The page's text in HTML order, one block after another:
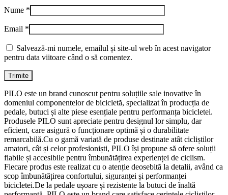
Nume *
Email *
Salvează-mi numele, emailul și site-ul web în acest navigator
pentru data viitoare când o să comentez.
PILO este un brand cunoscut pentru soluțiile sale inovative în
domeniul componentelor de bicicletă, specializat în producția de
pedale, butuci și alte piese esențiale pentru performanța bicicletei.
Produsele PILO sunt apreciate pentru designul lor simplu, dar
eficient, care asigură o funcționare optimă și o durabilitate
remarcabilă.Cu o gamă variată de produse destinate atât cicliștilor
amatori, cât și celor profesioniști, PILO își propune să ofere soluții
fiabile și accesibile pentru îmbunătățirea experienței de ciclism.
Fiecare produs este realizat cu o atenție deosebită la detalii, având ca
scop îmbunătățirea confortului, siguranței și performanței
bicicletei.De la pedale ușoare și rezistente la butuci de înaltă